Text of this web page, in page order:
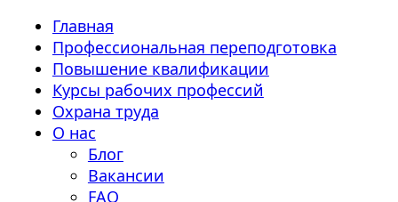
Главная
Профессиональная переподготовка
Повышение квалификации
Курсы рабочих профессий
Охрана труда
О нас
Блог
Вакансии
FAQ